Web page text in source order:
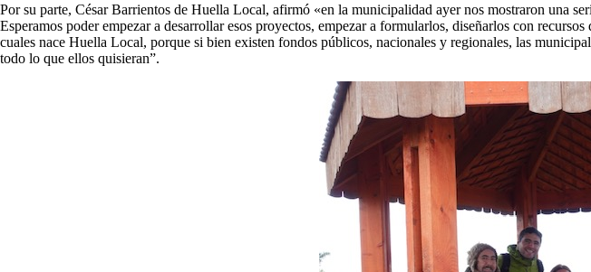
Por su parte, César Barrientos de Huella Local, afirmó «en la municipalidad ayer nos mostraron una
Esperamos poder empezar a desarrollar esos proyectos, empezar a formularlos, diseñarlos con
cuales nace Huella Local, porque si bien existen fondos públicos, nacionales y regionales, las
todo lo que ellos quisieran”.